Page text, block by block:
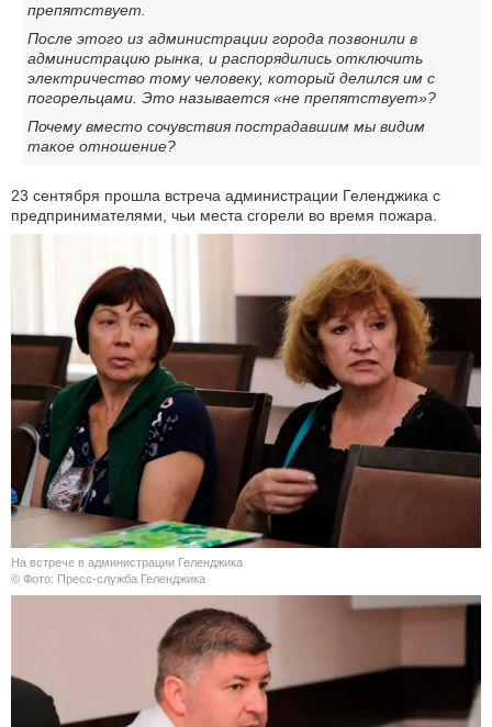
препятствует.
После этого из администрации города позвонили в
администрацию рынка, и распорядились отключить
электричество тому человеку, который делился им с
погорельцами. Это называется «не препятствует»?
Почему вместо сочувствия пострадавшим мы видим
такое отношение?
23 сентября прошла встреча администрации Геленджика с
предпринимателями, чьи места сгорели во время пожара.
На встрече в администрации Геленджика
© Фото: Пресс-служба Геленджика